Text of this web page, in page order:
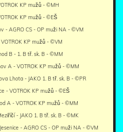
KP mužů - ©MH
KP mužů - ©EŠ
- AGRO CS - OP muži NA - ©VM
KP mužů - ©VM
B - 1. B tř. sk. B - ©MM
A - VOTROK KP mužů - ©MM
Lhota - JAKO 1. B tř. sk. B - ©PR
- VOTROK KP mužů - ©EŠ
A - VOTROK KP mužů - ©MM
- JAKO 1. B tř. sk. B - ©MK
- AGRO CS - OP muži NA - ©VM